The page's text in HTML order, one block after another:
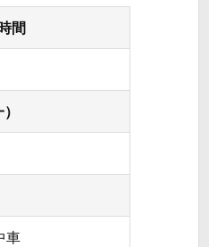
間
車